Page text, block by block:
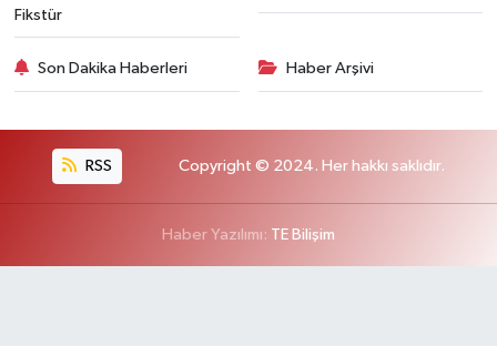
Fikstür
Son Dakika Haberleri Haber Arşivi
RSS Copyright © 2024. Her hakkı saklıdır.
Haber Yazılımı: TE Bilişim